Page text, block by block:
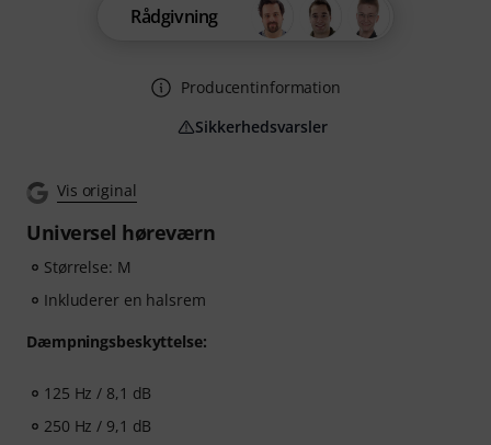
Vis original
Universel høreværn
Størrelse: M
Inkluderer en halsrem
Dæmpningsbeskyttelse:
125 Hz / 8,1 dB
250 Hz / 9,1 dB
Rådgivning
Producentinformation
Sikkerhedsvarsler